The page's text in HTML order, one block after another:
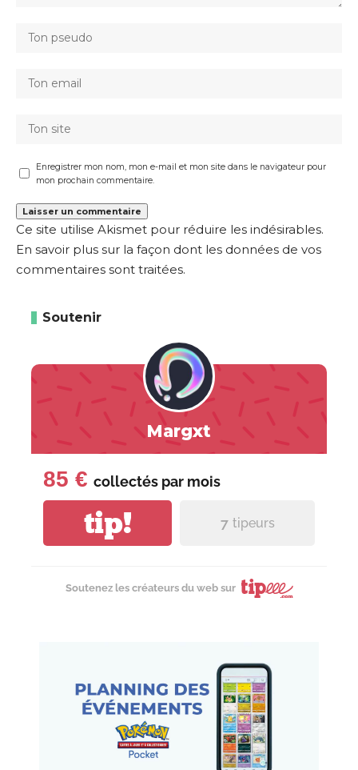
Enregistrer mon nom, mon e-mail et mon site dans le navigateur pour
mon prochain commentaire.
Ce site utilise Akismet pour réduire les indésirables.
En savoir plus sur la façon dont les données de vos
commentaires sont traitées.
Soutenir
Margxt
85 € collectés par mois
tip! 7 tipeurs
Soutenez les créateurs du web sur